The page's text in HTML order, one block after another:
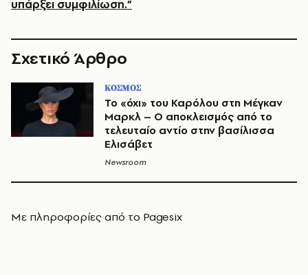
υπάρξει συμφιλίωση.”
Σχετικό Άρθρο
ΚΟΣΜΟΣ
Το «όχι» του Καρόλου στη Μέγκαν
Μαρκλ – Ο αποκλεισμός από το
τελευταίο αντίο στην βασίλισσα
Ελισάβετ
Newsroom
Με πληροφορίες από το Pagesix